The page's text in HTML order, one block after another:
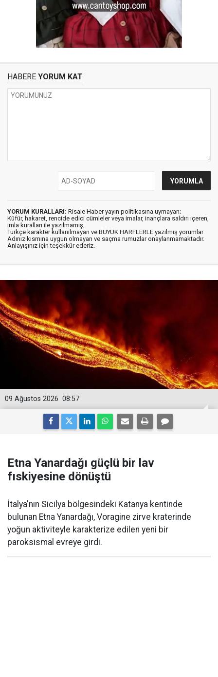
HABERE YORUM KAT
YORUM KURALLARI: Risale Haber yayın politikasına uymayan;
Küfür, hakaret, rencide edici cümleler veya imalar, inançlara saldırı içeren,
imla kuralları ile yazılmamış,
Türkçe karakter kullanılmayan ve BÜYÜK HARFLERLE yazılmış yorumlar
Adınız kısmına uygun olmayan ve saçma rumuzlar onaylanmamaktadır.
Anlayışınız için teşekkür ederiz.
08:57
09 Ağustos 2026
Etna Yanardağı güçlü bir lav
fıskiyesine dönüştü
İtalya'nın Sicilya bölgesindeki Katanya kentinde
bulunan Etna Yanardağı, Voragine zirve kraterinde
yoğun aktiviteyle karakterize edilen yeni bir
paroksismal evreye girdi.